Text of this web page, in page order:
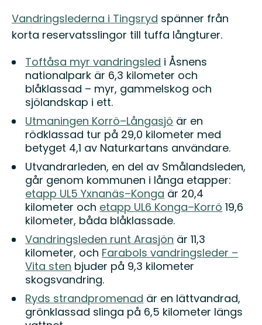
Vandringslederna i Tingsryd spänner från
korta reservatsslingor till tuffa långturer.
Toftåsa myr vandringsled i Åsnens
nationalpark är 6,3 kilometer och
blåklassad – myr, gammelskog och
sjölandskap i ett.
Utmaningen Korrö–Långasjö är en
rödklassad tur på 29,0 kilometer med
betyget 4,1 av Naturkartans användare.
Utvandrarleden, en del av Smålandsleden,
går genom kommunen i långa etapper:
etapp UL5 Yxnanäs–Konga är 20,4
kilometer och etapp UL6 Konga–Korrö 19,6
kilometer, båda blåklassade.
Vandringsleden runt Arasjön är 11,3
kilometer, och Farabols vandringsleder –
Vita sten bjuder på 9,3 kilometer
skogsvandring.
Ryds strandpromenad är en lättvandrad,
grönklassad slinga på 6,5 kilometer längs